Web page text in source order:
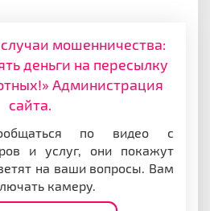
мошенничества:
деньги на пересылку
Администрация
сайта.
по видео с
и услуг, они покажут
на ваши вопросы. Вам
камеру.